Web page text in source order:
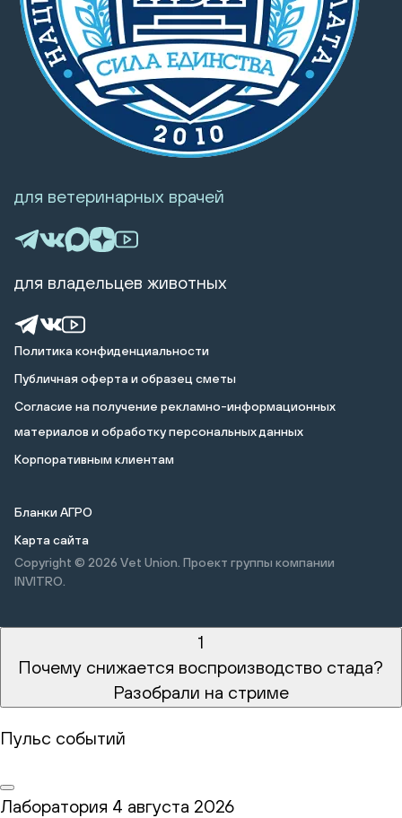
Политика конфиденциальности
Публичная оферта и образец сметы
Cогласие на получение рекламно-информационных
материалов и обработку персональных данных
Корпоративным клиентам
Бланки АГРО
Карта сайта
Copyright © 2026 Vet Union. Проект группы компании
INVITRO.
для ветеринарных врачей
для владельцев животных
1
Почему снижается воспроизводство стада?
Разобрали на стриме
Пульс событий
Лаборатория 4 августа 2026